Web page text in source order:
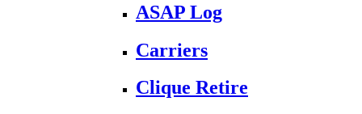
ASAP Log
Carriers
Clique Retire